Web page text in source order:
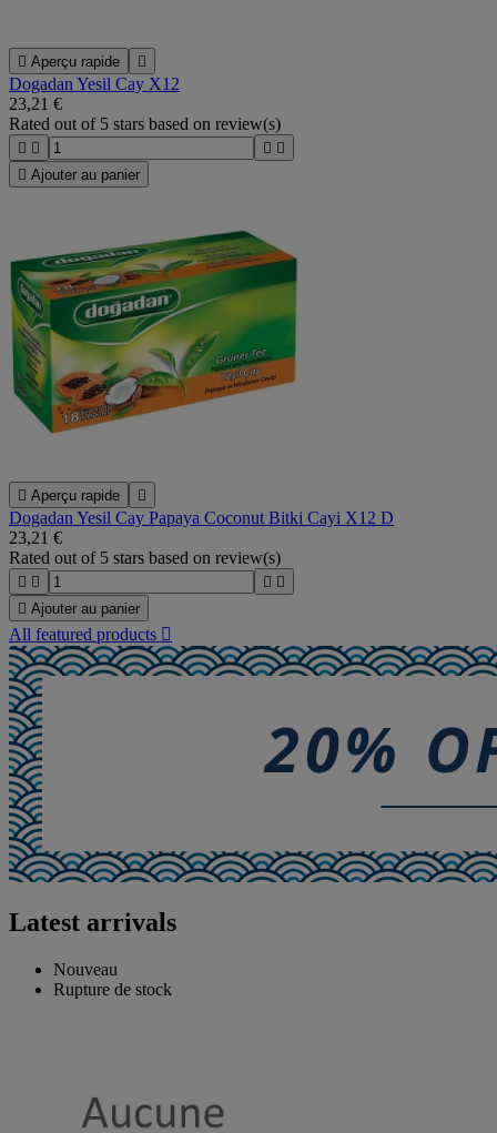
 Aperçu rapide 
Dogadan Yesil Cay X12
23,21 €
Rated out of 5 stars based on review(s)
   
 Ajouter au panier
 Aperçu rapide 
Dogadan Yesil Cay Papaya Coconut Bitki Cayi X12 D
23,21 €
Rated out of 5 stars based on review(s)
   
 Ajouter au panier
All featured products 
Latest arrivals
Nouveau
Rupture de stock